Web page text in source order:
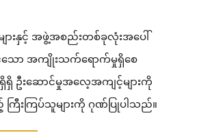
းနှင့် အဖွဲ့အစည်းတစ်ခုလုံးအပေါ်
ော အကျိုးသက်ရောက်မှုရှိစေ
ဦးဆောင်မှုအလေ့အကျင့်များကို
ြီးကြပ်သူများကို ဂုဏ်ပြုပါသည်။